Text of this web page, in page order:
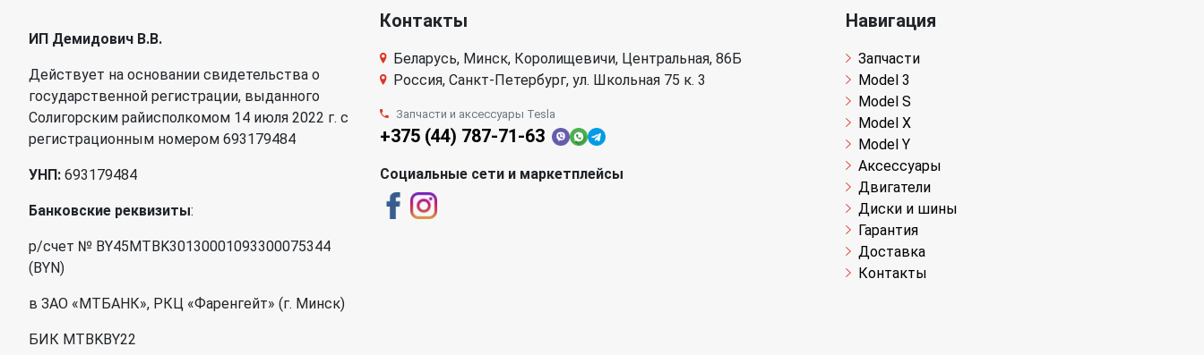
ИП Демидович В.В.
Действует на основании свидетельства о
государственной регистрации, выданного
Солигорским райисполкомом 14 июля 2022 г. с
регистрационным номером 693179484
УНП: 693179484
Банковские реквизиты:
р/счет № BY45MTBK30130001093300075344
(BYN)
в ЗАО «МТБАНК», РКЦ «Фаренгейт» (г. Минск)
БИК MTBKBY22
Контакты
Беларусь, Минск, Королищевичи, Центральная, 86Б
Россия, Санкт-Петербург, ул. Школьная 75 к. 3
Запчасти и аксессуары Tesla
+375 (44) 787-71-63
Социальные сети и маркетплейсы
Навигация
Запчасти
Model 3
Model S
Model X
Model Y
Аксессуары
Двигатели
Диски и шины
Гарантия
Доставка
Контакты